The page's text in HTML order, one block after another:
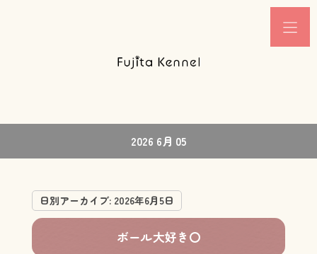
2026 6月 05
日別アーカイブ: 2026年6月5日
ボール大好き〇